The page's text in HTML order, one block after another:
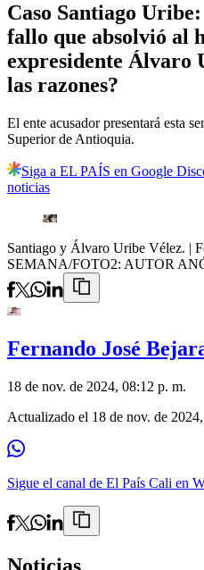
Caso Santiago
fallo que absolvió al
expresidente Álvaro
las razones?
El ente acusador presentará esta
Superior de Antioquia.
Siga a EL PAÍS en Google
noticias
Santiago y Álvaro Uribe Vélez. |
SEMANA/FOTO2: AUTOR
Fernando José
18 de nov. de 2024, 08:12 p. m.
Actualizado el 18 de nov. de
Sigue el canal de El País Cali en